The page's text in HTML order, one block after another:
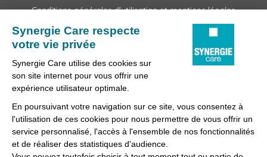
Conditions générales d'utilisation et mentions légales
Fraudes & Hameçonnages
Lanceur d'alertes
Préférences des cookies